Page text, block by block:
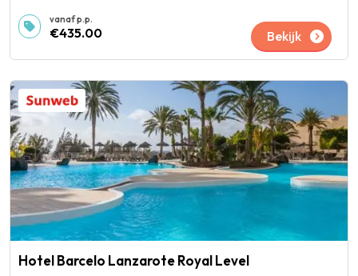
€435.00 Bekijk
Hotel Barcelo Lanzarote Royal Level